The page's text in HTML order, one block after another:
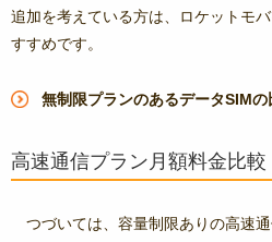
追加を考えている方は、ロケットモ
すすめです。
無制限プランのあるデータSIM
高速通信プラン月額料金比較
つづいては、容量制限ありの高速